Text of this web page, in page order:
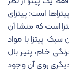
است: پیتزای
است که منشا آن
سبک پیتزا با مواد
خام، پنیر بال
دیگری روی آن وجود